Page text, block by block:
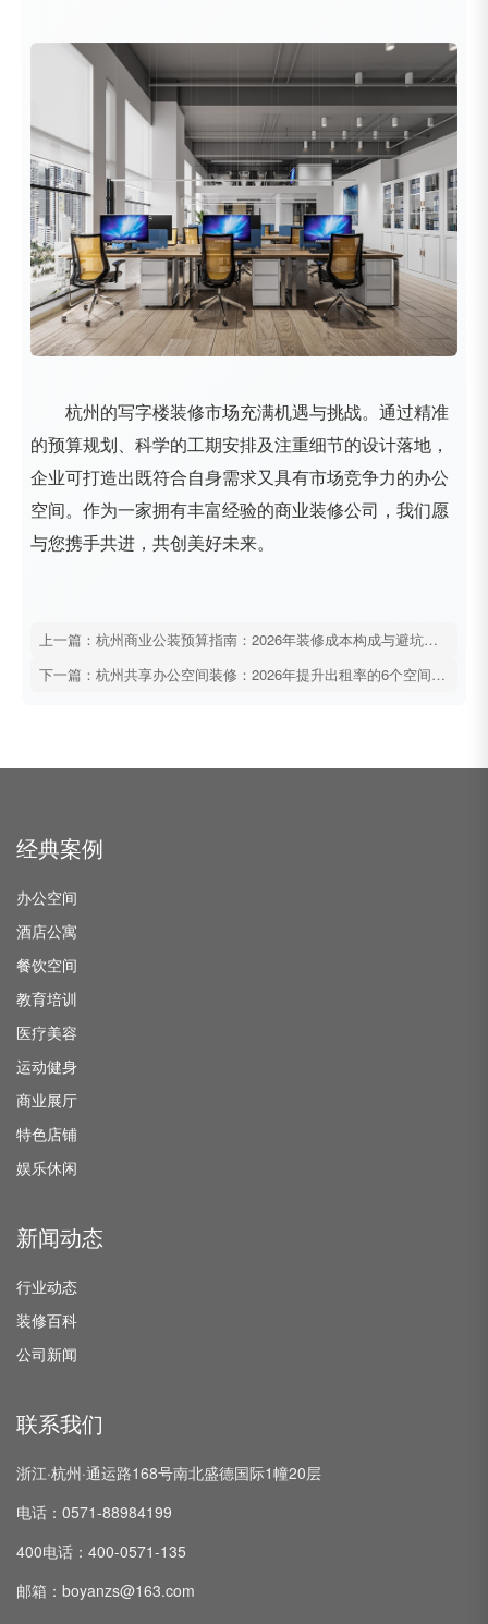
杭州的写字楼装修市场充满机遇与挑战。通过精准
的预算规划、科学的工期安排及注重细节的设计落地，
企业可打造出既符合自身需求又具有市场竞争力的办公
空间。作为一家拥有丰富经验的商业装修公司，我们愿
与您携手共进，共创美好未来。
上一篇：杭州商业公装预算指南：2026年装修成本构成与避坑清单
下一篇：杭州共享办公空间装修：2026年提升出租率的6个空间策略
经典案例
办公空间
酒店公寓
餐饮空间
教育培训
医疗美容
运动健身
商业展厅
特色店铺
娱乐休闲
新闻动态
行业动态
装修百科
公司新闻
联系我们
浙江·杭州·通运路168号南北盛德国际1幢20层
电话：0571-88984199
400电话：400-0571-135
邮箱：boyanzs@163.com